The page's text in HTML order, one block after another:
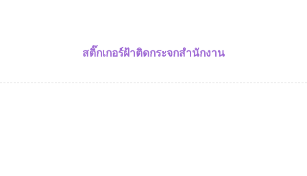
สติ๊กเกอร์ฝ้าติดกระจกสำนักงาน